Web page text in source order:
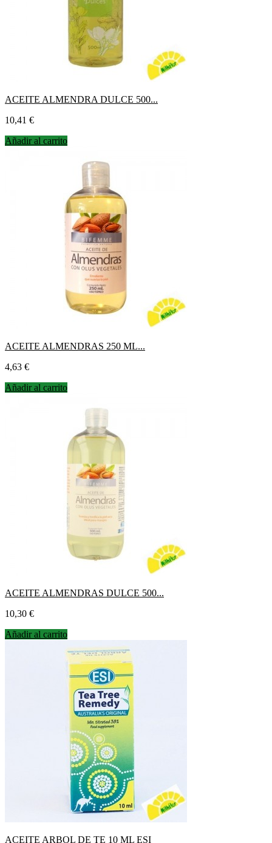
ACEITE ALMENDRA DULCE 500...
Precio
10,41 €
Añadir al carrito
ACEITE ALMENDRAS 250 ML...
Precio
4,63 €
Añadir al carrito
ACEITE ALMENDRAS DULCE 500...
Precio
10,30 €
Añadir al carrito
ACEITE ARBOL DE TE 10 ML ESI